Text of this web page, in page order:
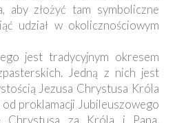
aby złożyć tam symboliczne
udział w okolicznościowym
jest tradycyjnym okresem
Jedną z nich jest
Jezusa Chrystusa Króla
proklamacji Jubileuszowego
Chrystusa za Króla i Pana.